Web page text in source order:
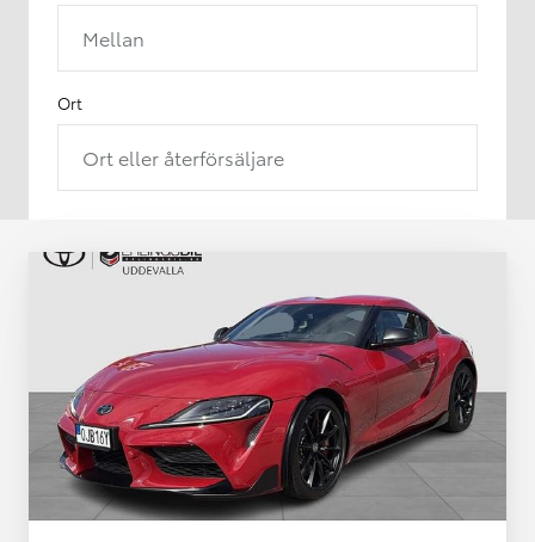
Mellan
Ort
Ort eller återförsäljare